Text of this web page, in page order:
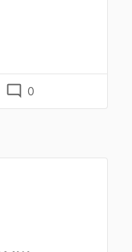
mode_comment 0